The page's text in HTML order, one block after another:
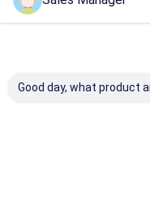
Produits
Good day, what product